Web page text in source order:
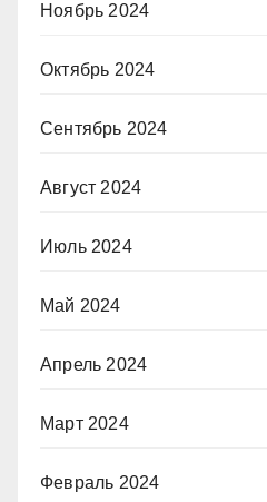
Ноябрь 2024
Октябрь 2024
Сентябрь 2024
Август 2024
Июль 2024
Май 2024
Апрель 2024
Март 2024
Февраль 2024